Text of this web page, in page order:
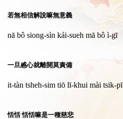
若無相信解說嘛無意義
nā bô siong-sìn kái-sueh mā bô ì-gī
一旦慼心就離開莫責備
it-tàn tsheh-sim tiō lī-khui mài tsik-pī
恬恬 恬恬嘛是一種慈悲